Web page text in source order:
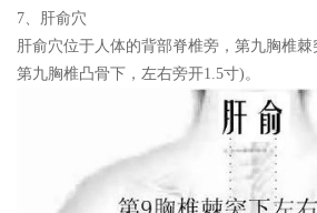
7、肝俞穴
肝俞穴位于人体的背部脊椎旁，第九胸椎
第九胸椎凸骨下，左右旁开1.5寸)。